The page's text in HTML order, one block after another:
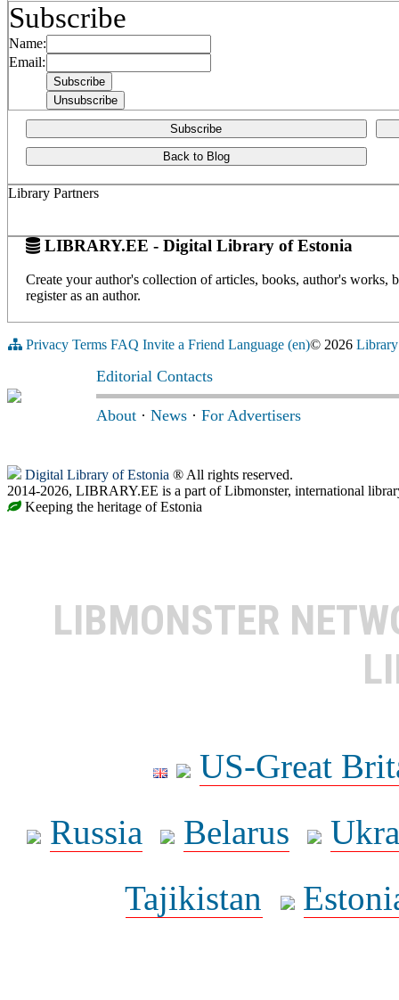
Subscribe
Name:
Email:
Subscribe
Back to Blog
Library Partners
LIBRARY.EE - Digital Library of Estonia
Create your author's collection of articles, books, author's
register as an author.
Privacy Terms FAQ Invite a Friend Language (en)© 2026
Editorial Contacts
About · News · For Advertisers
Digital Library of Estonia ® All rights reserved.
2014-2026, LIBRARY.EE is a part of Libmonster, international
Keeping the heritage of Estonia
LIBMONSTER
US-Great
Russia
Belarus
Tajikistan